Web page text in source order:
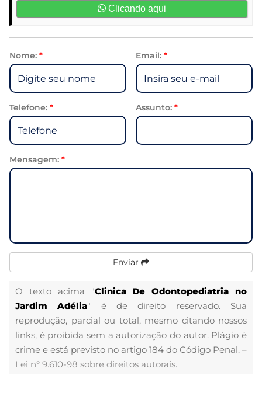
Clicando aqui
Nome: * Email: *
Telefone: * Assunto: *
Mensagem: *
Enviar
O texto acima "Clinica De Odontopediatria no
Jardim Adélia" é de direito reservado. Sua
reprodução, parcial ou total, mesmo citando nossos
links, é proibida sem a autorização do autor. Plágio é
crime e está previsto no artigo 184 do Código Penal. –
Lei n° 9.610-98 sobre direitos autorais.